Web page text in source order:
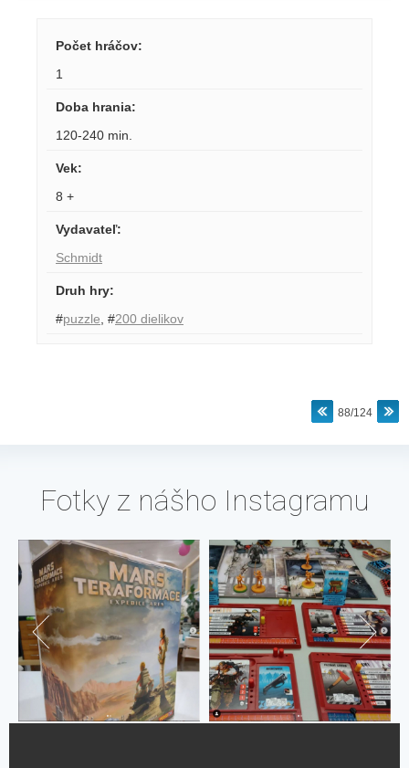
Počet hráčov:
1
Doba hrania:
120-240 min.
Vek:
8 +
Vydavateľ:
Schmidt
Druh hry:
#puzzle, #200 dielikov
88/124
Fotky z nášho Instagramu